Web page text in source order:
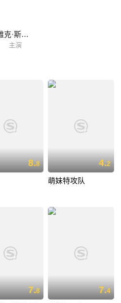
雅克·斯皮埃塞
主演
8.8 4.2
萌妹特攻队
7.8 7.4